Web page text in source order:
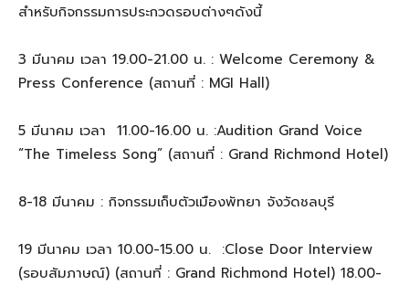
สำหรับกิจกรรมการประกวดรอบต่างๆดังนี้
3 มีนาคม เวลา 19.00-21.00 น. : Welcome Ceremony &
Press Conference (สถานที่ : MGI Hall)
5 มีนาคม เวลา 11.00-16.00 น. :Audition Grand Voice
“The Timeless Song” (สถานที่ : Grand Richmond Hotel)
8-18 มีนาคม : กิจกรรมเก็บตัวเมืองพัทยา จังวัดชลบุรี
19 มีนาคม เวลา 10.00-15.00 น. :Close Door Interview
(รอบสัมภาษณ์) (สถานที่ : Grand Richmond Hotel) 18.00-